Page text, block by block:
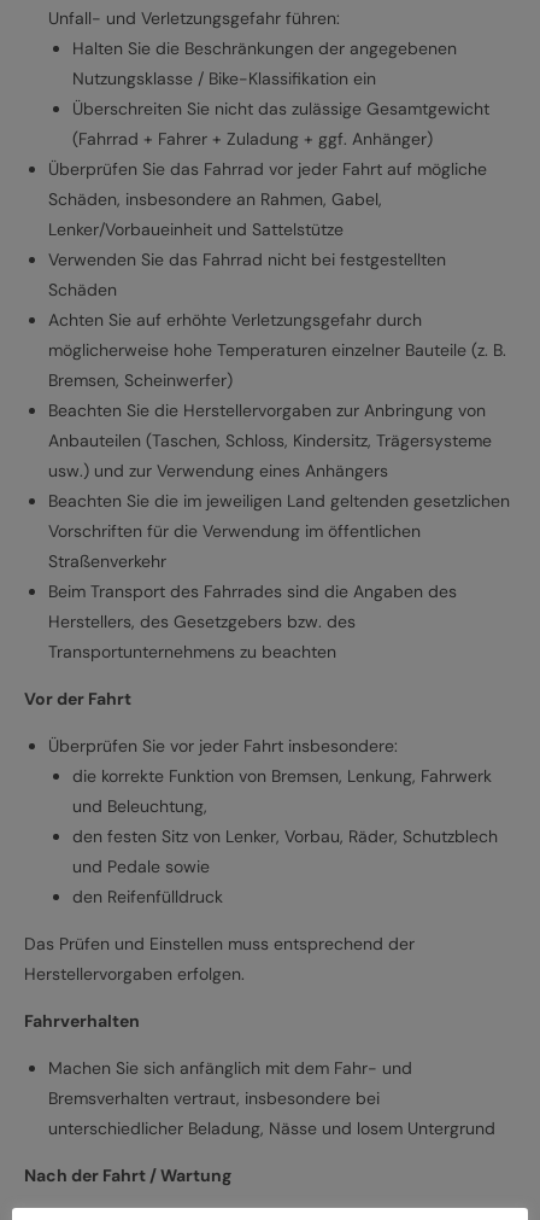
Unfall- und Verletzungsgefahr führen:
Halten Sie die Beschränkungen der angegebenen
Nutzungsklasse / Bike-Klassifikation ein
Überschreiten Sie nicht das zulässige Gesamtgewicht
(Fahrrad + Fahrer + Zuladung + ggf. Anhänger)
Überprüfen Sie das Fahrrad vor jeder Fahrt auf mögliche
Schäden, insbesondere an Rahmen, Gabel,
Lenker/Vorbaueinheit und Sattelstütze
Verwenden Sie das Fahrrad nicht bei festgestellten
Schäden
Achten Sie auf erhöhte Verletzungsgefahr durch
möglicherweise hohe Temperaturen einzelner Bauteile (z. B.
Bremsen, Scheinwerfer)
Beachten Sie die Herstellervorgaben zur Anbringung von
Anbauteilen (Taschen, Schloss, Kindersitz, Trägersysteme
usw.) und zur Verwendung eines Anhängers
Beachten Sie die im jeweiligen Land geltenden gesetzlichen
Vorschriften für die Verwendung im öffentlichen
Straßenverkehr
Beim Transport des Fahrrades sind die Angaben des
Herstellers, des Gesetzgebers bzw. des
Transportunternehmens zu beachten
Vor der Fahrt
Überprüfen Sie vor jeder Fahrt insbesondere:
die korrekte Funktion von Bremsen, Lenkung, Fahrwerk
und Beleuchtung,
den festen Sitz von Lenker, Vorbau, Räder, Schutzblech
und Pedale sowie
den Reifenfülldruck
Das Prüfen und Einstellen muss entsprechend der
Herstellervorgaben erfolgen.
Fahrverhalten
Machen Sie sich anfänglich mit dem Fahr- und
Bremsverhalten vertraut, insbesondere bei
unterschiedlicher Beladung, Nässe und losem Untergrund
Nach der Fahrt / Wartung